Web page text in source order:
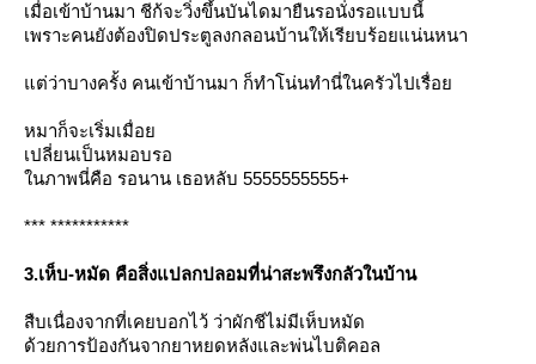
เมื่อเข้าบ้านมา ชีก้จะวิ่งขึ้นบันไดมายืนรอนั่งรอแบบนี้
เพราะคนยังต้องปิดประตูลงกลอนบ้านให้เรียบร้อยแน่นหนา
ต่ว่าบางครั้ง คนเข้าบ้านมา ก็ทำโน่นทำนี่ในครัวไปเรื่อ
หมาก็จะเริ่มเมื่อ
เปลี่ยนเป็นหมอบรอ
นภาพนี่คือ รอนาน เธอหลับ 5555555555+
*** ***********
3.เห็บ-หมัด คือสิ่งแปลกปลอมที่น่าสะพรึงกลัวในบ้าน
สืบเนื่องจากที่เคยบอกไว้ ว่าผักชีไม่มีเห็บหมัด
ด้วยการป้องกันจากยาหยดหลังและพ่นไบติคอล